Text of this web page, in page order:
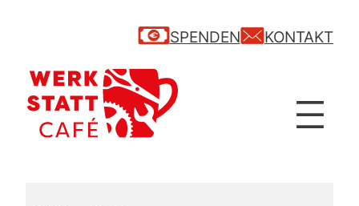
SPENDEN KONTAKT